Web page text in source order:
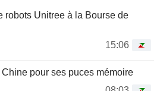
robots Unitree à la Bourse de
15:06
pour ses puces mémoire